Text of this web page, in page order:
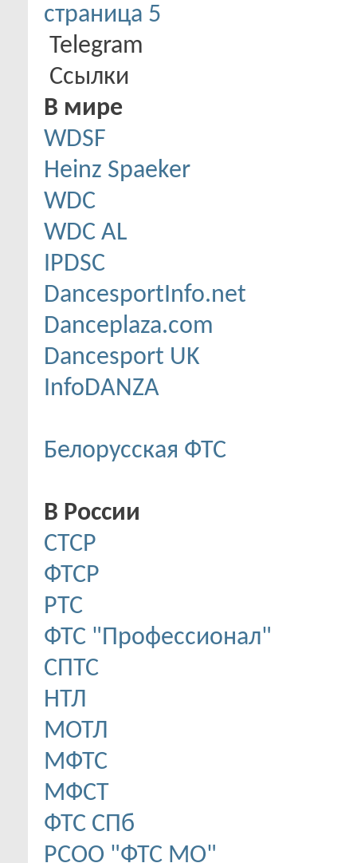
страница 5
Telegram
Ссылки
В мире
WDSF
Heinz Spaeker
WDC
WDC AL
IPDSC
DancesportInfo.net
Danceplaza.com
Dancesport UK
InfoDANZA
Белорусская ФТС
В России
CТСР
ФТСР
РТС
ФТС "Профессионал"
СПТС
НТЛ
МОТЛ
МФТС
МФСТ
ФТС СПб
РСОО "ФТС МО"